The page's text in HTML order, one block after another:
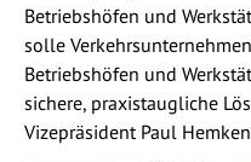
Betriebshöfen und
solle
Betriebshöfen und
sichere, praxistaugliche
Vizepräsident Paul